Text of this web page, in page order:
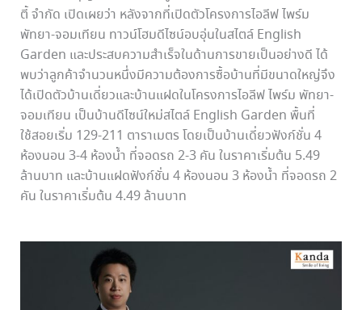
ตี้ จำกัด เปิดเผยว่า หลังจากที่เปิดตัวโครงการไอลีฟ ไพร์ม
พัทยา-จอมเทียน ทาวน์โฮมดีไซน์อบอุ่นในสไตล์ English
Garden และประสบความสำเร็จในด้านการขายเป็นอย่างดี ได้
พบว่าลูกค้าจำนวนหนึ่งมีความต้องการซื้อบ้านที่มีขนาดใหญ่จึง
ได้เปิดตัวบ้านเดี่ยวและบ้านแฝดในโครงการไอลีฟ ไพร์ม พัทยา-
จอมเทียน เป็นบ้านดีไซน์ใหม่สไตล์ English Garden พื้นที่
ใช้สอยเริ่ม 129-211 ตาราเมตร โดยเป็นบ้านเดี่ยวฟังก์ชั่น 4
ห้องนอน 3-4 ห้องน้ำ ที่จอดรถ 2-3 คัน ในราคาเริ่มต้น 5.49
ล้านบาท และบ้านแฝดฟังก์ชั่น 4 ห้องนอน 3 ห้องน้ำ ที่จอดรถ 2
คัน ในราคาเริ่มต้น 4.49 ล้านบาท